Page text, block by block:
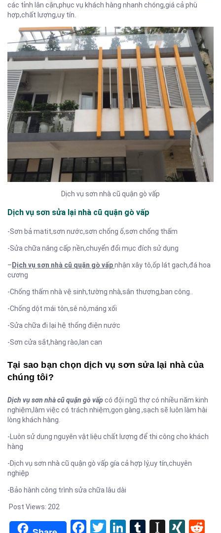
các tỉnh lân cận,phục vụ khách hàng nhanh chóng,giá cả phù
hợp,chất lượng,uy tín.
Dịch vụ sơn nhà cũ quận gò vấp
Dịch vụ sơn sửa lại nhà cũ quận gò vấp
-Sơn bả matit,sơn nước,sơn chống ố,sơn chống thấm
-Sửa chữa nâng cấp nền,chuyển đổi mục đích sử dụng
–Dịch vụ sơn nhà cũ quận gò vấpnhận xây tô,ốp lát gạch,đá hoa
cương
-Chống thấm nhà vệ sinh,tường nhà,sân thượng,ban công..
-Chống dột mái tôn,sê nô,máng xối
-Sửa chữa đi lại hệ thống điện nước
-Sơn cửa sắt,hàng rào,lan can
Tại sao bạn chọn dịch vụ sơn sửa lại nhà của
chúng tôi?
Dịch vụ sơn nhà cũ quận gò vấp có đội ngũ thợ có nhiều năm kinh
nghiệm,làm việc có trách nhiệm,gọn gàng ,sạch sẽ luôn làm hài
lòng khách hàng.
-Luôn sử dụng nguyên vật liệu chất lượng để thi công cho khách
hàng
-Dịch vụ sơn nhà cũ quận gò vấp gía cả hợp lý,uy tín,chuyên
nghiệp
-Bảo hành công trình sửa chữa lâu dài
Post Views: 202
Facebook
TwitterLinkedIn
Tumblr